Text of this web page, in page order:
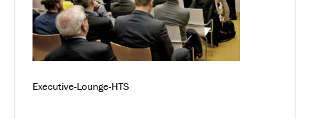
Executive-Lounge-HTS